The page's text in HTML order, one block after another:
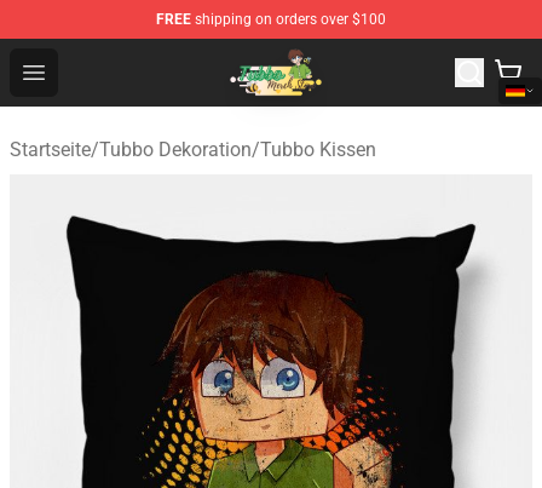
FREE shipping on orders over $100
Open menu
Tubbo Store - Official Tubbo Merchandise Shop
Startseite/Tubbo Dekoration/Tubbo Kissen